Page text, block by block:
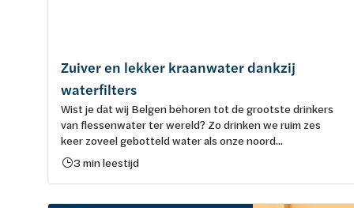
Zuiver en lekker kraanwater dankzij
waterfilters
Wist je dat wij Belgen behoren tot de grootste drinkers
van flessenwater ter wereld? Zo drinken we ruim zes
keer zoveel gebotteld water als onze noord...
3 min leestijd